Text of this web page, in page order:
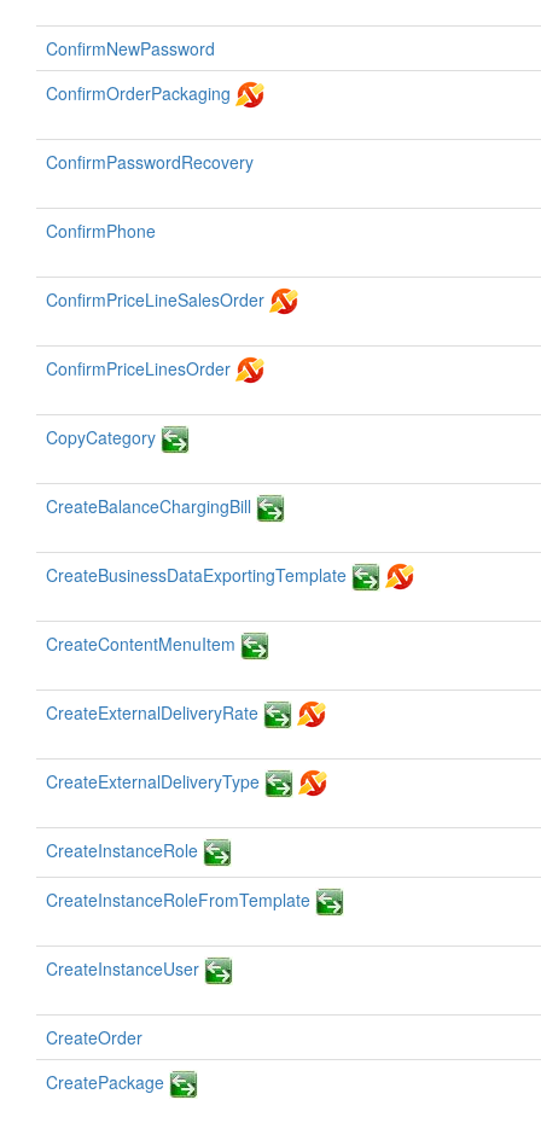
ConfirmNewPassword
ConfirmOrderPackaging
ConfirmPasswordRecovery
ConfirmPhone
ConfirmPriceLineSalesOrder
ConfirmPriceLinesOrder
CopyCategory
CreateBalanceChargingBill
CreateBusinessDataExportingTemplate
CreateContentMenuItem
CreateExternalDeliveryRate
CreateExternalDeliveryType
CreateInstanceRole
CreateInstanceRoleFromTemplate
CreateInstanceUser
CreateOrder
CreatePackage